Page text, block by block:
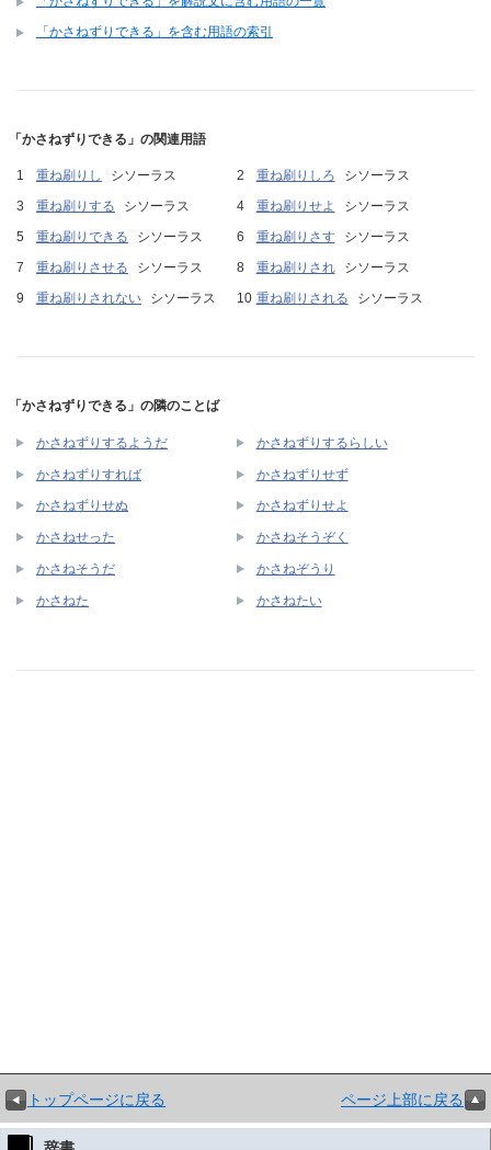
「かさねずりできる」を含む用語の索引
「かさねずりできる」の関連用語
重ね刷りし シソーラス 重ね刷りしろ
シソーラス
重ね刷りする
シソーラス 重ね刷りせよ
シソーラス
重ね刷りできる
シソーラス 重ね刷りさす
シソーラス
重ね刷りさせる
シソーラス 重ね刷りされ
シソーラス
重ね刷りされない
シソーラス 重ね刷りされる シソーラス
「かさねずりできる」の隣のことば
かさねずりするようだ かさねずりするらしい
かさねずりすれば かさねずりせず
かさねずりせぬ かさねずりせよ
かさねせった かさねそうぞく
かさねそうだ かさねぞうり
かさねた かさねたい
トップページに戻る ページ上部に戻る